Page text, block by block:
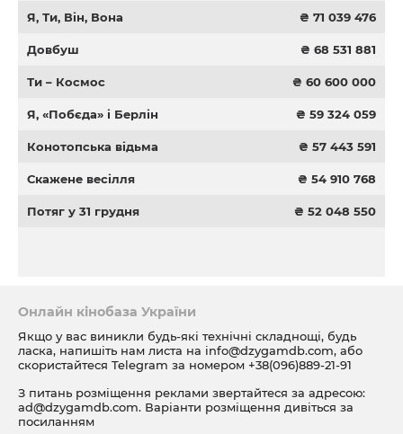
Я, Ти, Він, Вона ₴ 71 039 476
Довбуш ₴ 68 531 881
Ти – Космос ₴ 60 600 000
Я, «Побєда» і Берлін ₴ 59 324 059
Конотопська відьма ₴ 57 443 591
Скажене весілля ₴ 54 910 768
Потяг у 31 грудня ₴ 52 048 550
Онлайн кінобаза України
Якщо у вас виникли будь-які технічні складнощі, будь
ласка, напишіть нам листа на info@dzygamdb.com, або
скористайтеся Telegram за номером +38(096)889-21-91
З питань розміщення реклами звертайтеся за адресою:
ad@dzygamdb.com. Варіанти розміщення дивіться за
посиланням